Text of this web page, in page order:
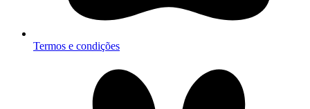
Termos e condições